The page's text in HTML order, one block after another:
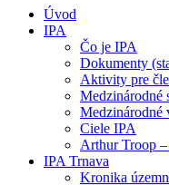
Úvod
IPA
Čo je IPA
Dokumenty
Aktivity pre
Medzinárodné
Medzinárodné
Ciele IPA
Arthur Troop
IPA Trnava
Kronika